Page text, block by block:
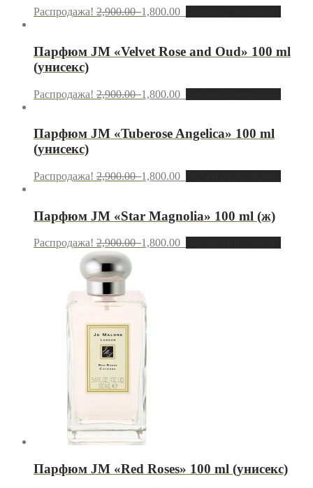
Распродажа! 2,900.001,800.00
Парфюм JМ «Velvet Rose and Oud» 100 ml
(унисекс)
Распродажа! 2,900.001,800.00
Парфюм JМ «Tuberose Angelica» 100 ml
(унисекс)
Распродажа! 2,900.001,800.00
Парфюм JМ «Star Magnolia» 100 ml (ж)
Распродажа! 2,900.001,800.00
Парфюм JМ «Red Roses» 100 ml (унисекс)